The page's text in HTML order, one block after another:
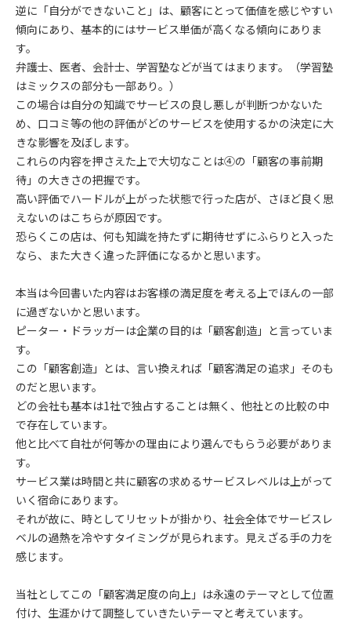
逆に「自分ができないこと」は、顧客にとって価値を感じやすい
傾向にあり、基本的にはサービス単価が高くなる傾向にありま
す。
弁護士、医者、会計士、学習塾などが当てはまります。（学習塾
はミックスの部分も一部あり。）
この場合は自分の知識でサービスの良し悪しが判断つかないた
め、口コミ等の他の評価がどのサービスを使用するかの決定に大
きな影響を及ぼします。
これらの内容を押さえた上で大切なことは④の「顧客の事前期
待」の大きさの把握です。
高い評価でハードルが上がった状態で行った店が、さほど良く思
えないのはこちらが原因です。
恐らくこの店は、何も知識を持たずに期待せずにふらりと入った
なら、また大きく違った評価になるかと思います。
本当は今回書いた内容はお客様の満足度を考える上でほんの一部
に過ぎないかと思います。
ピーター・ドラッガーは企業の目的は「顧客創造」と言っていま
す。
この「顧客創造」とは、言い換えれば「顧客満足の追求」そのも
のだと思います。
どの会社も基本は1社で独占することは無く、他社との比較の中
で存在しています。
他と比べて自社が何等かの理由により選んでもらう必要がありま
す。
サービス業は時間と共に顧客の求めるサービスレベルは上がって
いく宿命にあります。
それが故に、時としてリセットが掛かり、社会全体でサービスレ
ベルの過熱を冷やすタイミングが見られます。見えざる手の力を
感じます。
当社としてこの「顧客満足度の向上」は永遠のテーマとして位置
付け、生涯かけて調整していきたいテーマと考えています。